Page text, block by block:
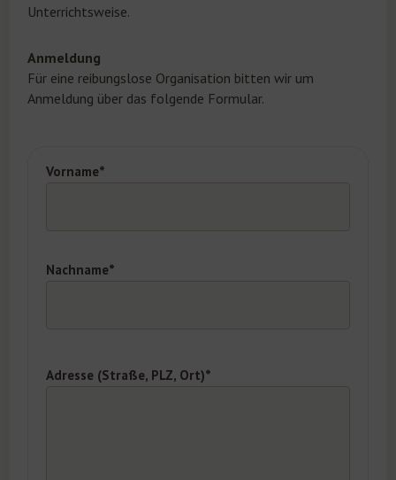
Unterrichtsweise.
Anmeldung
Für eine reibungslose Organisation bitten wir um
Anmeldung über das folgende Formular.
Vorname*
Nachname*
Adresse (Straße, PLZ, Ort)*